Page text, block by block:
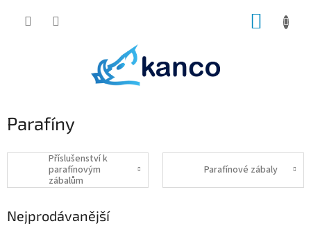
Parafíny
Příslušenství k
parafínovým
zábalům
Parafínové zábaly
Nejprodávanější